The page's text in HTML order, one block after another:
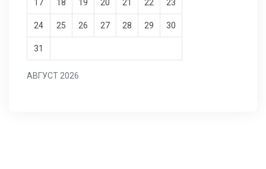
АВГУСТ 2026
17 18 19 20 21 22 23
24 25 26 27 28 29 30
31